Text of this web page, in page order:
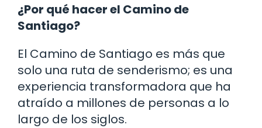
¿Por qué hacer el Camino de
Santiago?
El Camino de Santiago es más que
solo una ruta de senderismo; es una
experiencia transformadora que ha
atraído a millones de personas a lo
largo de los siglos.